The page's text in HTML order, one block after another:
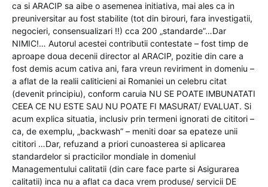
ca si ARACIP sa aibe o asemenea initiativa, mai ales ca in
preuniversitar au fost stabilite (tot din birouri, fara investigatii,
negocieri, consensualizari !!) cca 200 „standarde”…Dar
NIMIC!… Autorul acestei contributii contestate – fost timp de
aproape doua decenii director al ARACIP, pozitie din care a
fost demis acum cativa ani, fara vreun reviriment in domeniu –
a aflat de la realii caliticieni ai Romaniei un celebru citat
(devenit principiu), conform caruia NU SE POATE IMBUNATATI
CEEA CE NU ESTE SAU NU POATE FI MASURAT/ EVALUAT. Si
acum explica situatia, inclusiv prin termeni ignorati de cititori –
ca, de exemplu, „backwash” – meniti doar sa epateze unii
cititori …Dar, refuzand a priori cunoasterea si aplicarea
standardelor si practicilor mondiale in domeniul
Managementului calitatii (din care face parte si Asigurarea
calitatii) inca nu a aflat ca daca vrem produse/ servicii DE